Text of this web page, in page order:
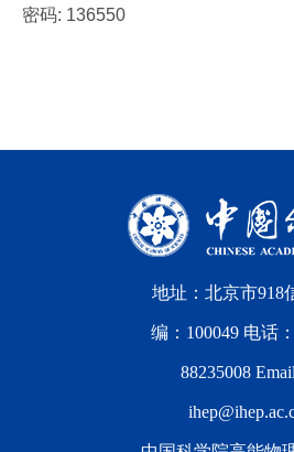
密码: 136550
地址：北京市918
编：100049 电话
88235008 Email